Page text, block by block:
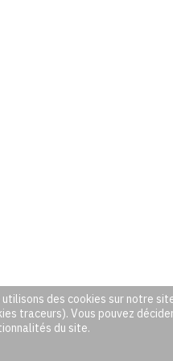
utilisons des cookies sur notre
traceurs). Vous pouvez
du site.